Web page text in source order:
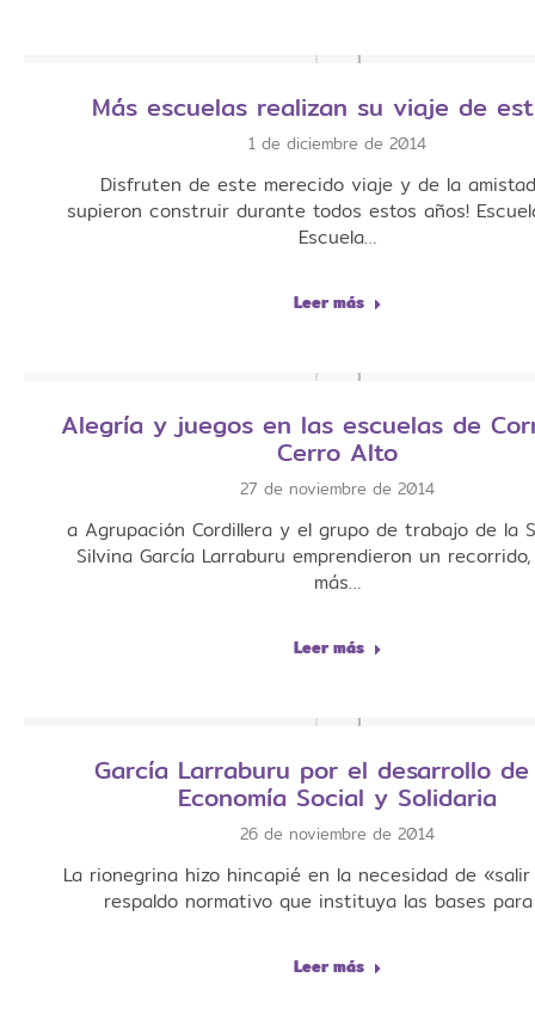
Más escuelas realizan su viaje de
1 de diciembre de 2014
Disfruten de este merecido viaje y de la
supieron construir durante todos estos años!
Escuela…
Leer más
Alegría y juegos en las escuelas de
Cerro Alto
27 de noviembre de 2014
a Agrupación Cordillera y el grupo de trabajo de la
Silvina García Larraburu emprendieron un
más…
Leer más
García Larraburu por el desarrollo
Economía Social y Solidaria
26 de noviembre de 2014
La rionegrina hizo hincapié en la necesidad de
respaldo normativo que instituya las bases
Leer más